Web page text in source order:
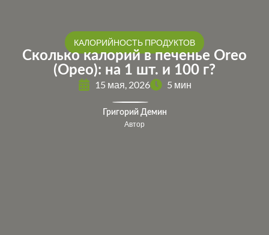
КАЛОРИЙНОСТЬ ПРОДУКТОВ
Сколько калорий в печенье Oreo
(Орео): на 1 шт. и 100 г?
15 мая, 2026 5 мин
Григорий Демин
Автор